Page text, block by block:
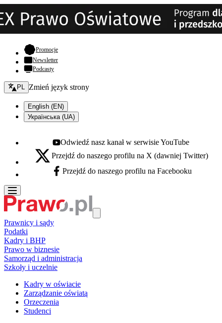
Promocje- otwiera się w nowej karcie
Newsletter
Podcasty
Zmień język - bieżący:
PL Zmień język strony
English (EN)
Українська (UA)
Youtube - otwiera się w nowej karcie
Odwiedź nasz kanał w serwisie YouTube
X - otwiera się w nowej karcie
Przejdź do naszego profilu na X (dawniej Twitter)
Facebook - otwiera się w nowej karcie
Przejdź do naszego profilu na Facebooku
Prawnicy i sądy
Podatki
Kadry i BHP
Prawo w biznesie
Samorząd i administracja
Szkoły i uczelnie
Kadry w oświacie
Zarządzanie oświatą
Orzeczenia
Studenci